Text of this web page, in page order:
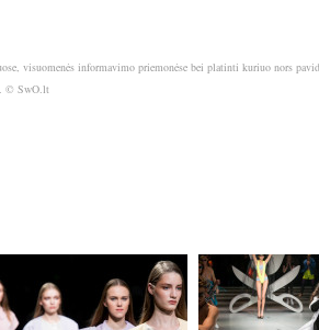
visuomenės informavimo priemonėse bei platinti kuriuo nors
© SwO.lt